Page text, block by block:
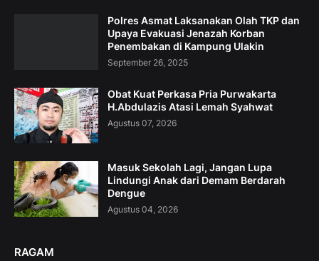
Polres Asmat Laksanakan Olah TKP dan
Upaya Evakuasi Jenazah Korban
Penembakan di Kampung Ulakin
September 26, 2025
Obat Kuat Perkasa Pria Purwakarta
H.Abdulazis Atasi Lemah Syahwat
Agustus 07, 2026
Masuk Sekolah Lagi, Jangan Lupa
Lindungi Anak dari Demam Berdarah
Dengue
Agustus 04, 2026
RAGAM